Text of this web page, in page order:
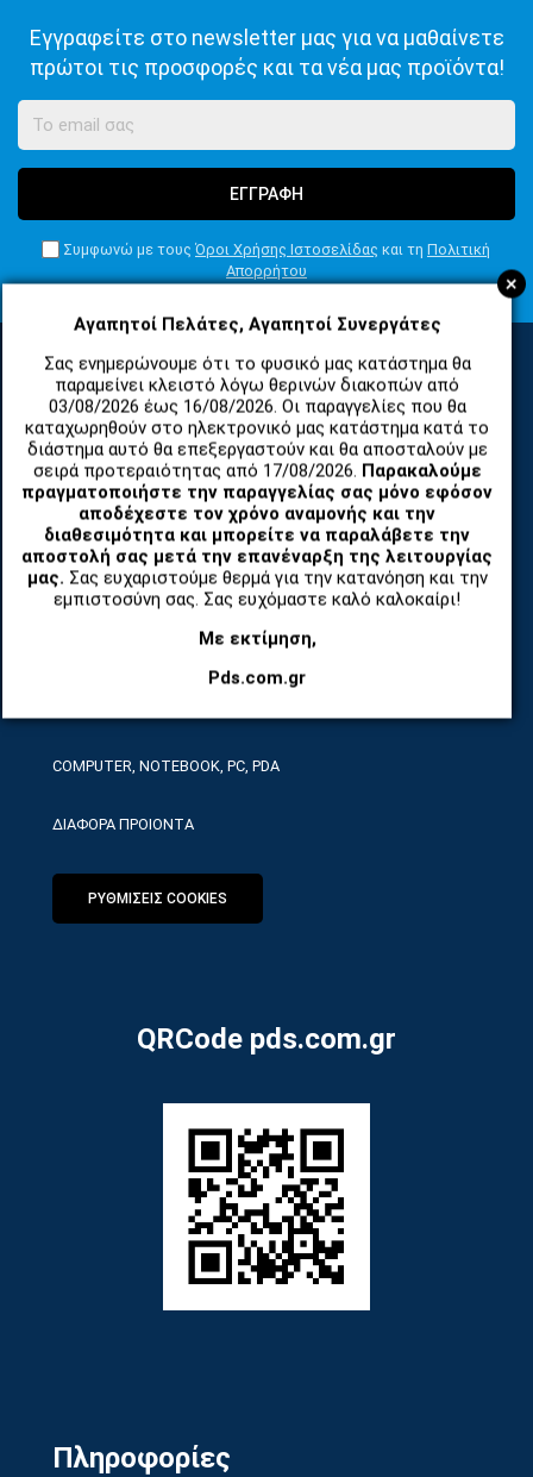
+
Αγαπητοί Πελάτες, Αγαπητοί Συνεργάτες
Σας ενημερώνουμε ότι το φυσικό μας κατάστημα θα
παραμείνει κλειστό λόγω θερινών διακοπών από
03/08/2026 έως 16/08/2026. Οι παραγγελίες που θα
καταχωρηθούν στο ηλεκτρονικό μας κατάστημα κατά το
διάστημα αυτό θα επεξεργαστούν και θα αποσταλούν με
σειρά προτεραιότητας από 17/08/2026. Παρακαλούμε
πραγματοποιήστε την παραγγελίας σας μόνο εφόσον
αποδέχεστε τον χρόνο αναμονής και την
διαθεσιμότητα και μπορείτε να παραλάβετε την
αποστολή σας μετά την επανέναρξη της λειτουργίας
μας. Σας ευχαριστούμε θερμά για την κατανόηση και την
εμπιστοσύνη σας. Σας ευχόμαστε καλό καλοκαίρι!
Με εκτίμηση,
Pds.com.gr
Εγγραφείτε στο newsletter μας για να μαθαίνετε
πρώτοι τις προσφορές και τα νέα μας προϊόντα!
ΕΓΓΡΑΦΗ
Συμφωνώ με τους Όροι Χρήσης Ιστοσελίδας και τη Πολιτική
Απορρήτου
ΚΑΤΗΓΟΡΙΕΣ
ΑΝΤΑΛΛΑΚΤΙΚΑ ΚΑΙ ΑΞΕΣΟΥΑΡ ΚΙΝΗΤΩΝ ΤΗΛΕΦΩΝΩΝ
TABLET
ΤΗΛΕΠΙΚΟΙΝΩΝΙΕΣ, ΑΣΥΡΜΑΤΑ, FCT
COMPUTER, NOTEBOOK, PC, PDA
ΔΙΑΦΟΡΑ ΠΡΟΙΟΝΤΑ
ΡΥΘΜΙΣΕΙΣ COOKIES
QRCode pds.com.gr
Πληροφορίες